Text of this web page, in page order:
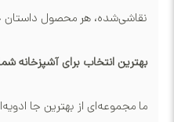
نقاشی‌شده، هر محصول داستان
بهترین انتخاب برای آشپزخانه
ما مجموعه‌ای از بهترین جا